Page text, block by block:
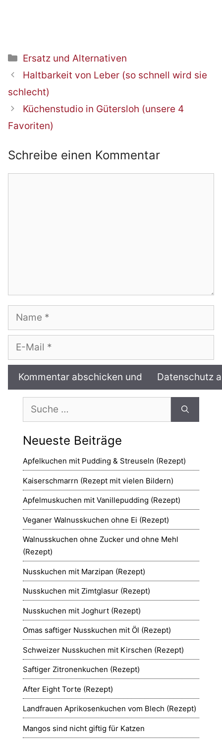
Kategorien
Ersatz und Alternativen
Beitrags-
Navigation
Haltbarkeit von Leber (so schnell wird sie
schlecht)
Küchenstudio in Gütersloh (unsere 4
Favoriten)
Schreibe einen Kommentar
Name
E-
Mail
nach:
Neueste Beiträge
Apfelkuchen mit Pudding & Streuseln (Rezept)
Kaiserschmarrn (Rezept mit vielen Bildern)
Apfelmuskuchen mit Vanillepudding (Rezept)
Veganer Walnusskuchen ohne Ei (Rezept)
Walnusskuchen ohne Zucker und ohne Mehl
(Rezept)
Nusskuchen mit Marzipan (Rezept)
Nusskuchen mit Zimtglasur (Rezept)
Nusskuchen mit Joghurt (Rezept)
Omas saftiger Nusskuchen mit Öl (Rezept)
Schweizer Nusskuchen mit Kirschen (Rezept)
Saftiger Zitronenkuchen (Rezept)
After Eight Torte (Rezept)
Landfrauen Aprikosenkuchen vom Blech (Rezept)
Mangos sind nicht giftig für Katzen